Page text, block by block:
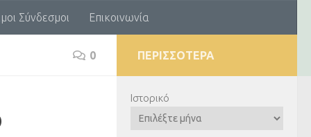
Σύνδεσμοι Επικοινωνία
0 ΠΕΡΙΣΣΌΤΕΡΑ
Ιστορικό